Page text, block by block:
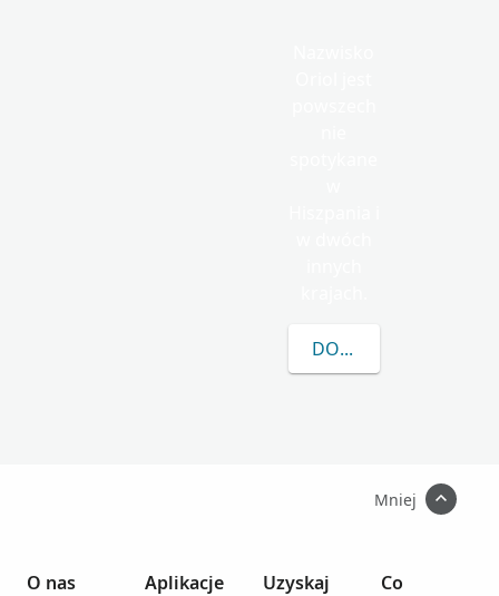
DOWIEDZ SIĘ WIĘCEJ
Mniej
O nas
Aplikacje
Uzyskaj
Co